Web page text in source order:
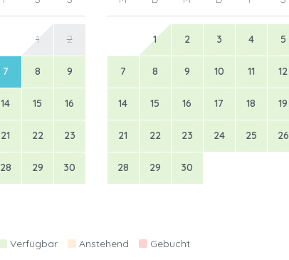
1 2
7 8 9
14 15 16
21 22 23
28 29 30
1 2 3 4 5
7 8 9 10 11 12
14 15 16 17 18 19
21 22 23 24 25 26
28 29 30
Verfügbar Anstehend Gebucht